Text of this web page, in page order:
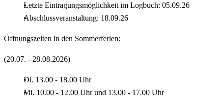
Letzte Eintragungsmöglichkeit im Logbuch: 05.09.26
Abschlussveranstaltung: 18.09.26
Öffnungszeiten in den Sommerferien:
(20.07. - 28.08.2026)
Di. 13.00 - 18.00 Uhr
Mi. 10.00 - 12.00 Uhr und 13.00 - 17.00 Uhr